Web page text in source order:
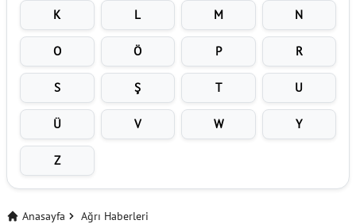
K L M N
O Ö P R
S Ş T U
Ü V W Y
Z
Anasayfa Ağrı Haberleri